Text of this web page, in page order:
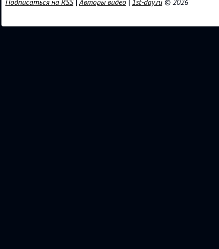
Подписаться на RSS|Авторы видео 1st-day.ru © 2026